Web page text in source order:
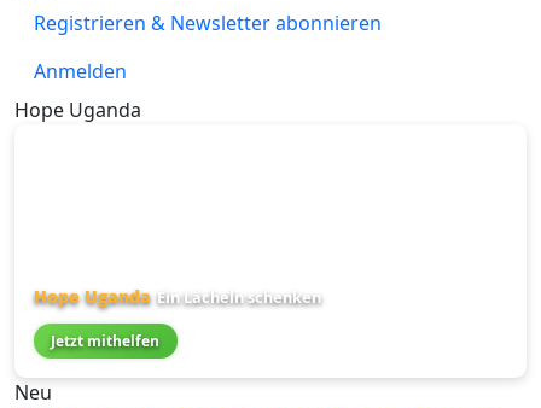
Copy
Link
Registrieren & Newsletter abonnieren
Anmelden
Hope Uganda
Hope Uganda Ein Lächeln schenken
Jetzt mithelfen
Neu